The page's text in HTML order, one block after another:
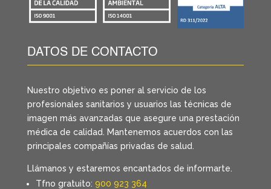
DATOS DE CONTACTO
Nuestro objetivo es poner al servicio de los
profesionales sanitarios y usuarios las técnicas de
imagen más avanzadas que asegure una prestación
médica de calidad. Mantenemos acuerdos con las
principales compañías privadas de salud.
Llámanos y estaremos encantados de informarte.
Tfno gratuito: 900 923 364